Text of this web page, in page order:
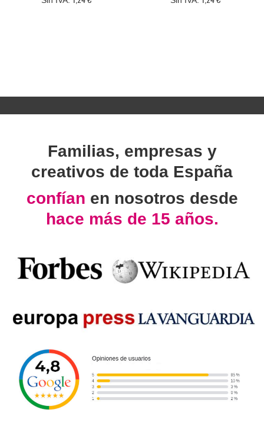
Familias, empresas y
creativos de toda España
confían en nosotros desde
hace más de 15 años.